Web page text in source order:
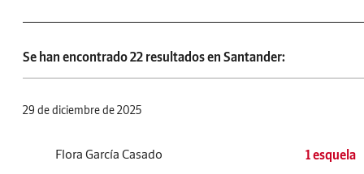
Se han encontrado 22 resultados en Santander:
29 de diciembre de 2025
Flora García Casado 1 esquela